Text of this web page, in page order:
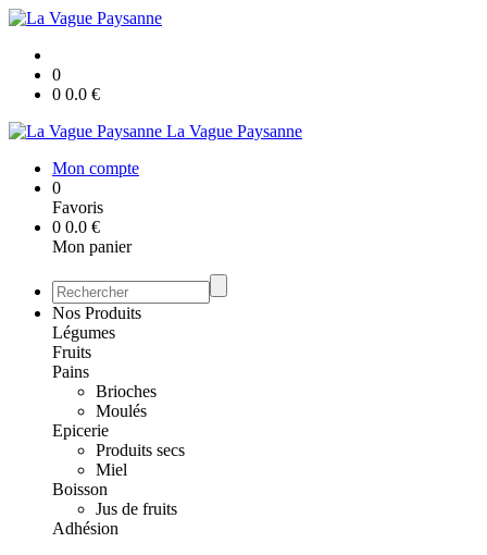
0
0 0.0 €
La Vague Paysanne
Mon compte
0
Favoris
0 0.0 €
Mon panier
Nos Produits
Légumes
Fruits
Pains
Brioches
Moulés
Epicerie
Produits secs
Miel
Boisson
Jus de fruits
Adhésion